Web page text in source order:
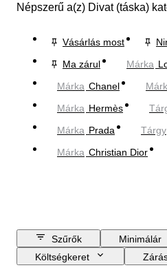
Népszerű a(z) Divat (táska)
Vásárlás most
Ma zárul
Márka
Márka Chanel
Márka Hermès
Márka Prada Tárgy
Márka Christian Dior
Szűrők
Minimálár
Költségkeret